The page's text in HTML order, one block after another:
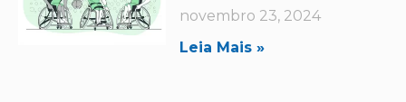
novembro 23, 2024
Leia Mais »